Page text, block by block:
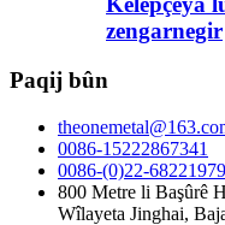
zengarnegir
Paqij bûn
0086-15222867341
0086-(0)22-68221979
800 Metre li Başûrê
Wîlayeta Jinghai,